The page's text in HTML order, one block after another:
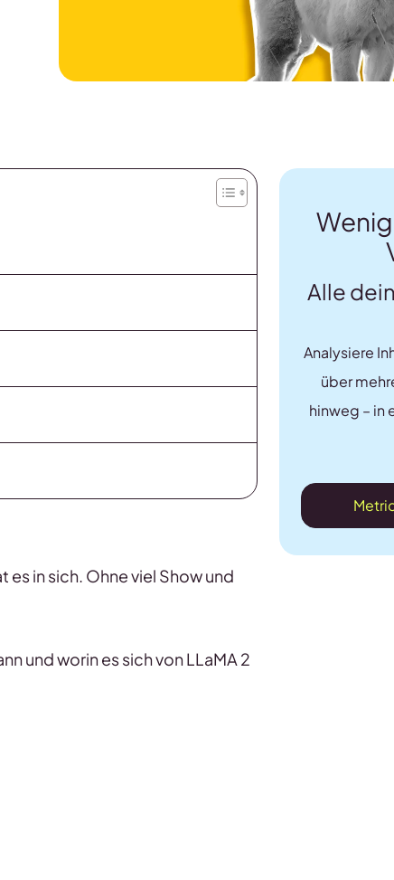
in sich. Ohne viel Show und
und worin es sich von LLaMA 2
Alle
Analysiere
über
hinweg – in